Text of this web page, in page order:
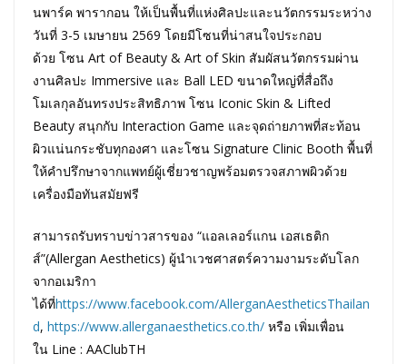
นพาร์ค พารากอน ให้เป็นพื้นที่แห่งศิลปะและนวัตกรรมระหว่าง
วันที่ 3-5 เมษายน 2569 โดยมีโซนที่น่าสนใจประกอบ
ด้วย โซน Art of Beauty & Art of Skin สัมผัสนวัตกรรมผ่าน
งานศิลปะ Immersive และ Ball LED ขนาดใหญ่ที่สื่อถึง
โมเลกุลอันทรงประสิทธิภาพ โซน Iconic Skin & Lifted
Beauty สนุกกับ Interaction Game และจุดถ่ายภาพที่สะท้อน
ผิวแน่นกระชับทุกองศา และโซน Signature Clinic Booth พื้นที่
ให้คำปรึกษาจากแพทย์ผู้เชี่ยวชาญพร้อมตรวจสภาพผิวด้วย
เครื่องมือทันสมัยฟรี
สามารถรับทราบข่าวสารของ “แอลเลอร์แกน เอสเธติก
ส์”(Allergan Aesthetics) ผู้นำเวชศาสตร์ความงามระดับโลก
จากอเมริกา
ได้ที่https://www.facebook.com/AllerganAestheticsThailan
d, https://www.allerganaesthetics.co.th/ หรือ เพิ่มเพื่อน
ใน Line : AAClubTH